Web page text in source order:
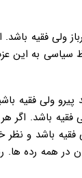
ولی فقیه
به این
ولی فقیه
فقیه باشد.
باشد و نظر
در همه رده